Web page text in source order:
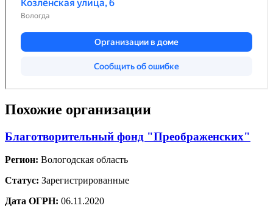
Похожие организации
Благотворительный фонд "Преображенских"
Регион: Вологодская область
Статус: Зарегистрированные
Дата ОГРН: 06.11.2020